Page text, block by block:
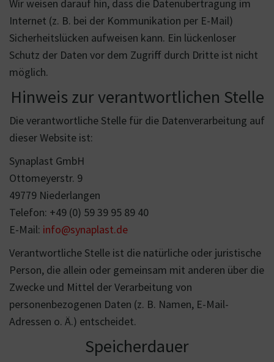
Wir weisen darauf hin, dass die Datenübertragung im
Internet (z. B. bei der Kommunikation per E-Mail)
Sicherheitslücken aufweisen kann. Ein lückenloser
Schutz der Daten vor dem Zugriff durch Dritte ist nicht
möglich.
Hinweis zur verantwortlichen Stelle
Die verantwortliche Stelle für die Datenverarbeitung auf
dieser Website ist:
Synaplast GmbH
Ottomeyerstr. 9
49779 Niederlangen
Telefon: +49 (0) 59 39 95 89 40
E-Mail: info@synaplast.de
Verantwortliche Stelle ist die natürliche oder juristische
Person, die allein oder gemeinsam mit anderen über die
Zwecke und Mittel der Verarbeitung von
personenbezogenen Daten (z. B. Namen, E-Mail-
Adressen o. Ä.) entscheidet.
Speicherdauer